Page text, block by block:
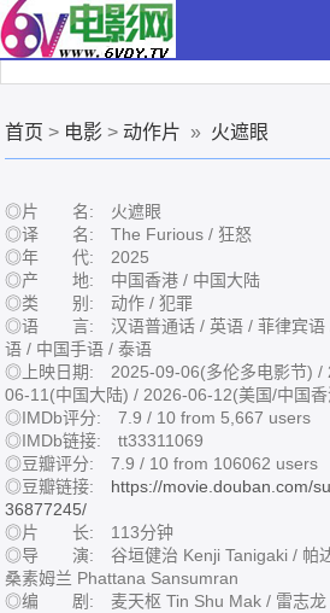
首页 > 电影 >动作片 » 火遮眼
◎片 名: 火遮眼
◎译 名: The Furious / 狂怒
◎年 代: 2025
◎产 地: 中国香港 / 中国大陆
◎类 别: 动作 / 犯罪
◎语 言: 汉语普通话 / 英语 / 菲律宾语
语 / 中国手语 / 泰语
◎上映日期: 2025-09-06(多伦多电影节) /
06-11(中国大陆) / 2026-06-12(美国/中国香
◎IMDb评分: 7.9 / 10 from 5,667 users
◎IMDb链接: tt33311069
◎豆瓣评分: 7.9 / 10 from 106062 users
◎豆瓣链接: https://movie.douban.com/
36877245/
◎片 长: 113分钟
◎导 演: 谷垣健治 Kenji Tanigaki / 帕
桑素姆兰 Phattana Sansumran
◎编 剧: 麦天枢 Tin Shu Mak / 雷志龙